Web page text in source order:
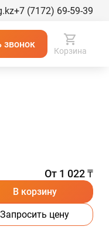
+7 (7172) 69-59-39
звонок
Корзина
От 1 022 ₸
В корзину
Запросить цену